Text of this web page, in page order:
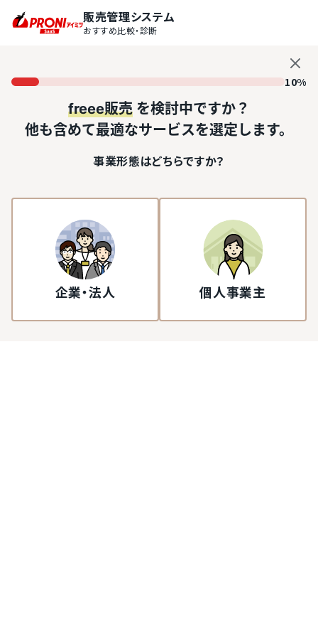
販売管理システム
おすすめ比較・診断
10%
freee販売 を検討中ですか？
他も含めて最適なサービスを選定します。
事業形態はどちらですか？
企業・法人 個人事業主